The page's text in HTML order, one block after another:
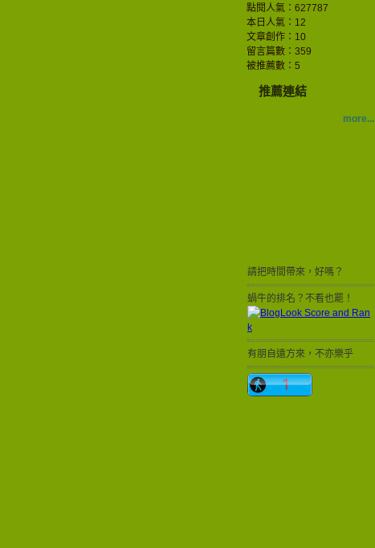
點閱人氣：627787
本日人氣：12
文章創作：10
留言篇數：359
被推薦數： 5
推薦連結
more...
請把時間帶來，好嗎？
蝸牛的排名？不看也罷！
有朋自遠方來，不亦樂乎